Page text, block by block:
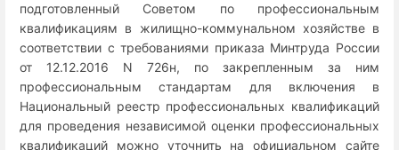
подготовленный Советом по профессиональным
квалификациям в жилищно-коммунальном хозяйстве в
соответствии с требованиями приказа Минтруда России
от 12.12.2016 N 726н, по закрепленным за ним
профессиональным стандартам для включения в
Национальный реестр профессиональных квалификаций
для проведения независимой оценки профессиональных
квалификаций можно уточнить на официальном сайте